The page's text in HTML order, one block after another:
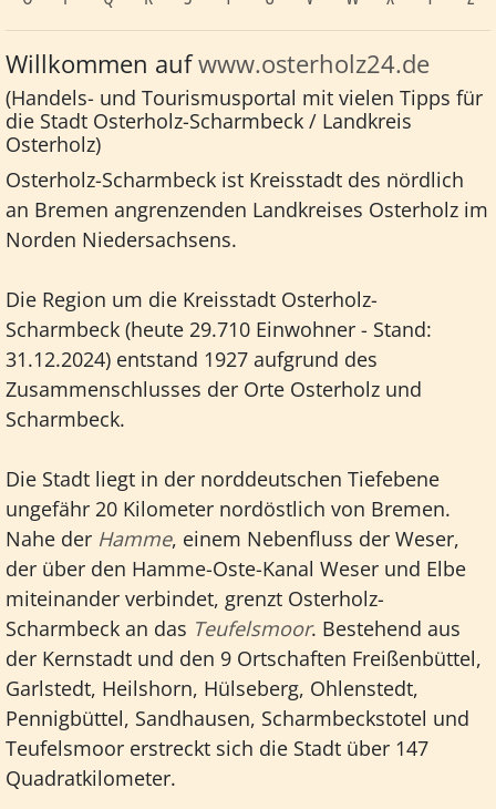
Willkommen aufwww.osterholz24.de
(Handels- und Tourismusportal mit vielen Tipps für
die Stadt Osterholz-Scharmbeck / Landkreis
Osterholz)
Osterholz-Scharmbeck ist Kreisstadt des nördlich
an Bremen angrenzenden Landkreises Osterholz im
Norden Niedersachsens.
Die Region um die Kreisstadt Osterholz-
Scharmbeck (heute 29.710 Einwohner - Stand:
31.12.2024) entstand 1927 aufgrund des
Zusammenschlusses der Orte Osterholz und
Scharmbeck.
Die Stadt liegt in der norddeutschen Tiefebene
ungefähr 20 Kilometer nordöstlich von Bremen.
Nahe der Hamme, einem Nebenfluss der Weser,
der über den Hamme-Oste-Kanal Weser und Elbe
miteinander verbindet, grenzt Osterholz-
Scharmbeck an das Teufelsmoor. Bestehend aus
der Kernstadt und den 9 Ortschaften Freißenbüttel,
Garlstedt, Heilshorn, Hülseberg, Ohlenstedt,
Pennigbüttel, Sandhausen, Scharmbeckstotel und
Teufelsmoor erstreckt sich die Stadt über 147
Quadratkilometer.